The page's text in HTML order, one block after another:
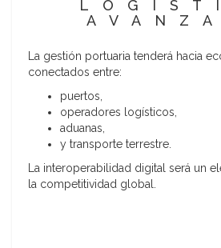
La gestión portuaria tenderá hacia
conectados entre:
puertos,
operadores logísticos,
aduanas,
y transporte terrestre.
La interoperabilidad digital será un
la competitividad global.